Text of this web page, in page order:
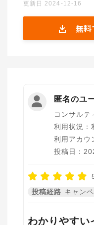
BOXILの使い方ガイド
更新日 2024-12-16
無料
匿名のユ
コンサルテ
利用状況：
利用アカウ
投稿日：
投稿経路 キャン
わかりやすい